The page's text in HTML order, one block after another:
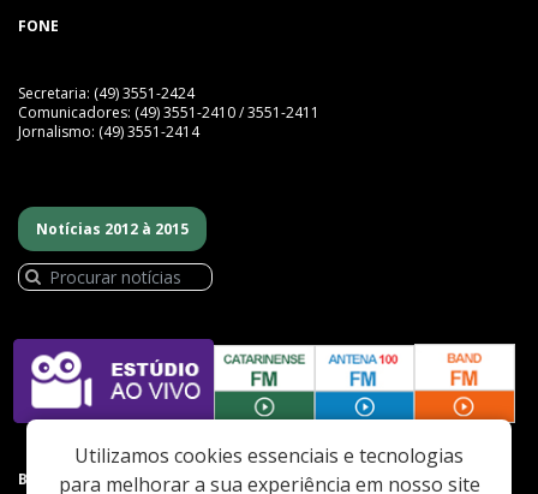
FONE
Secretaria: (49) 3551-2424
Comunicadores: (49) 3551-2410 / 3551-2411
Jornalismo: (49) 3551-2414
Notícias 2012 à 2015
BAIXE NOSSO APP
Utilizamos cookies essenciais e tecnologias
para melhorar a sua experiência em nosso site